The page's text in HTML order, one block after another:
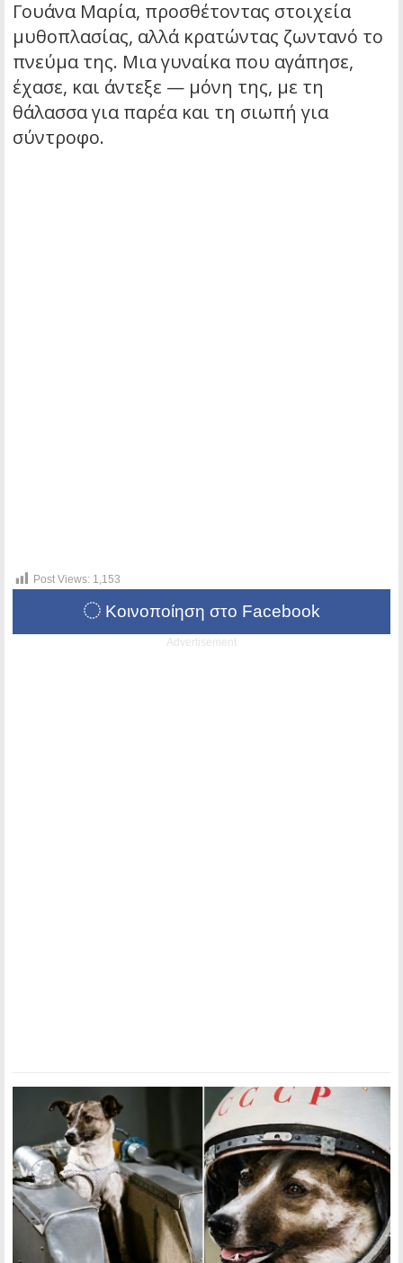
Γουάνα Μαρία, προσθέτοντας στοιχεία
μυθοπλασίας, αλλά κρατώντας ζωντανό το
πνεύμα της. Μια γυναίκα που αγάπησε,
έχασε, και άντεξε — μόνη της, με τη
θάλασσα για παρέα και τη σιωπή για
σύντροφο.
Post Views: 1,153
Κοινοποίηση στο Facebook
Advertisement